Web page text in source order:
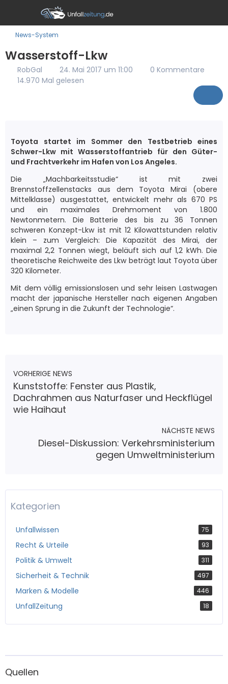
News-System
Wasserstoff-Lkw
RobGal 24. Mai 2017 um 11:00
0 Kommentare
14.970 Mal gelesen
Toyota startet im Sommer den Testbetrieb eines
Schwer-Lkw mit Wasserstoffantrieb für den Güter-
und Frachtverkehr im Hafen von Los Angeles.
Die „Machbarkeitsstudie“ ist mit zwei
Brennstoffzellenstacks aus dem Toyota Mirai (obere
Mittelklasse) ausgestattet, entwickelt mehr als 670 PS
und ein maximales Drehmoment von 1.800
Newtonmetern. Die Batterie des bis zu 36 Tonnen
schweren Konzept-Lkw ist mit 12 Kilowattstunden relativ
klein – zum Vergleich: Die Kapazität des Mirai, der
maximal 2,2 Tonnen wiegt, beläuft sich auf 1,2 kWh. Die
theoretische Reichweite des Lkw beträgt laut Toyota über
320 Kilometer.
Mit dem völlig emissionslosen und sehr leisen Lastwagen
macht der japanische Hersteller nach eigenen Angaben
„einen Sprung in die Zukunft der Technologie“.
VORHERIGE NEWS
Kunststoffe: Fenster aus Plastik,
Dachrahmen aus Naturfaser und Heckflügel
wie Haihaut
NÄCHSTE NEWS
Diesel-Diskussion: Verkehrsministerium
gegen Umweltministerium
Kategorien
Unfallwissen 75
Recht & Urteile 93
Politik & Umwelt 311
Sicherheit & Technik 497
Marken & Modelle 446
UnfallZeitung 18
Quellen